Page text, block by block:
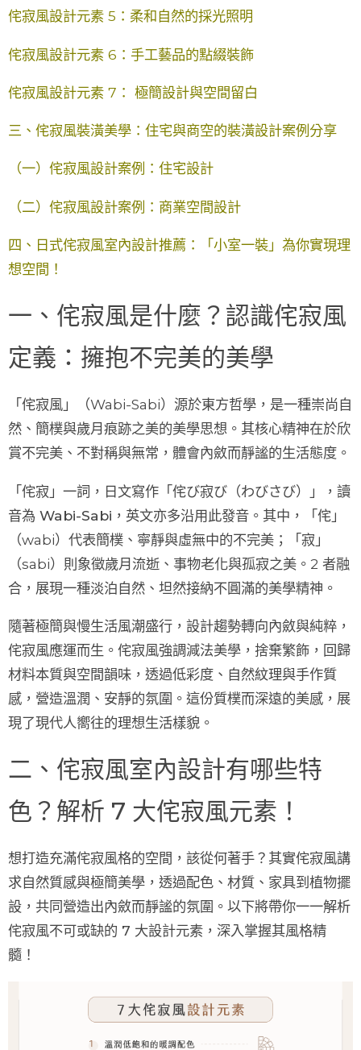
侘寂風設計元素 5：柔和自然的採光照明
侘寂風設計元素 6：手工藝品的點綴裝飾
侘寂風設計元素 7： 極簡設計與空間留白
三、侘寂風裝潢美學：住宅與商空的裝潢設計案例分享
（一）侘寂風設計案例：住宅設計
（二）侘寂風設計案例：商業空間設計
四、日式侘寂風室內設計推薦：「小室一裝」為你實現理
想空間！
一、侘寂風是什麼？認識侘寂風
定義：擁抱不完美的美學
「侘寂風」（Wabi-Sabi）源於東方哲學，是一種崇尚自
然、簡樸與歲月痕跡之美的美學思想。其核心精神在於欣
賞不完美、不對稱與無常 ，體會內斂而靜謐的生活態度。
「侘寂」一詞，日文寫作「侘び寂び（わびさび）」，讀
音為 Wabi-Sabi ，英文亦多沿用此發音。其中，「侘」
（wabi）代表簡樸、寧靜與虛無中的不完美 ；「寂 」
（sabi）則象徵歲月流逝、事物老化與孤寂之美 。2 者融
合，展現一種淡泊自然、坦然接納不圓滿的美學精神。
隨著極簡與慢生活風潮盛行，設計趨勢轉向內斂與純粹，
侘寂風應運而生。侘寂風強調減法美學，捨棄繁飾，回歸
材料本質與空間韻味，透過低彩度、自然紋理與手作質
感，營造溫潤、安靜的氛圍。這份質樸而深遠的美感，展
現了現代人嚮往的理想生活樣貌。
二、侘寂風室內設計有哪些特
色？解析 7 大侘寂風元素！
想打造充滿侘寂風格的空間，該從何著手？其實侘寂風講
求自然質感與極簡美學 ，透過配色、材質、家具到植物擺
設 ，共同營造出內斂而靜謐的氛圍。以下將帶你一一解析
侘寂風不可或缺的 7 大設計元素 ，深入掌握其風格精
髓！